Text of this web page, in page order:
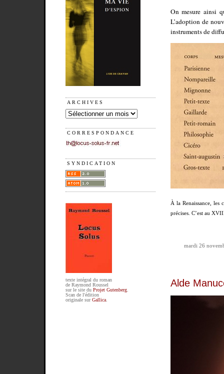
ARCHIVES
CORRESPONDANCE
SYNDICATION
texte intégral du roman
de Raymond Roussel
sur le site du Projet Gutenberg.
Scan de l'édition
originale surGallica.
On mesure ainsi
L’adoption de
instruments de
À la Renaissance, les
précises. C’est au
mardi 26
Alde